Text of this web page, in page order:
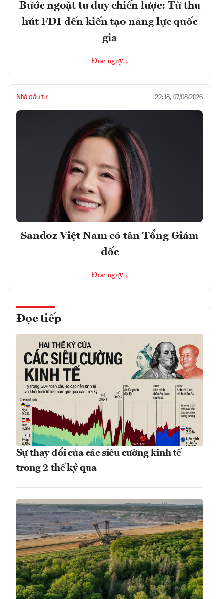
Bước ngoặt tư duy chiến lược: Từ thu
hút FDI đến kiến tạo năng lực quốc
gia
Đọc ngay
Nhà đầu tư 22:18, 07/08/2026
Sandoz Việt Nam có tân Tổng Giám
đốc
Đọc ngay
Đọc tiếp
Sự thay đổi của các siêu cường kinh tế
trong 2 thế kỷ qua